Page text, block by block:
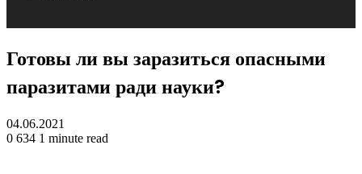
Готовы ли вы заразиться опасными
паразитами ради науки?
04.06.2021
0 634 1 minute read